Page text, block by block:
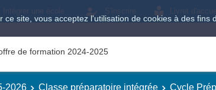
ce site, vous acceptez l'utilisation de cookies à des fins
Intégrer une école S'inscrire Livret
de formation 2024-2025
2026 Classe préparatoire intégrée
Cycle